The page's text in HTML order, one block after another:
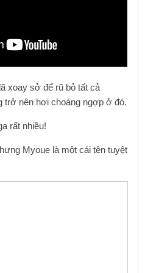
xoay sở để rũ bỏ tất cả
trở nên hơi choáng ngợp ở đó.
rất nhiều!
Myoue là một cái tên tuyệt